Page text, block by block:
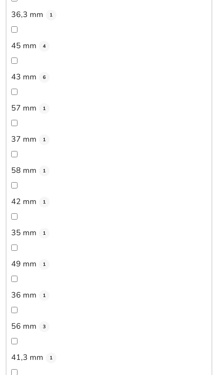
36,3 mm 1
45 mm 4
43 mm 6
57 mm 1
37 mm 1
58 mm 1
42 mm 1
35 mm 1
49 mm 1
36 mm 1
56 mm 3
41,3 mm 1